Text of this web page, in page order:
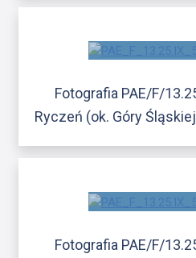
Fotografia PAE/F/
Ryczeń (ok. Góry
Fotografia PAE/F/